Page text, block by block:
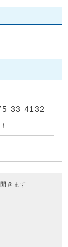
33-4132
きます